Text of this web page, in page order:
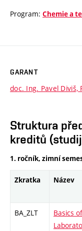
Program: Chemie a
GARANT
doc. Ing. Pavel Diviš,
Struktura
kreditů
1. ročník, zimní
Zkratka Název
BA_ZLT
Basics of